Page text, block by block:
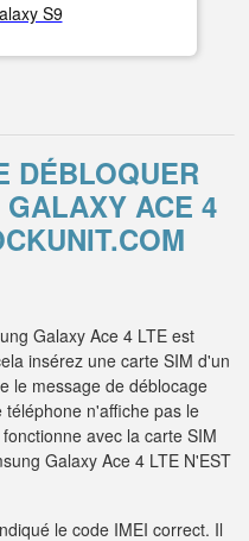
S9
DÉBLOQUER
ACE 4
Galaxy Ace 4 LTE est
insérez une carte SIM d'un
le message de déblocage
n'affiche pas le
avec la carte SIM
Galaxy Ace 4 LTE N'EST
le code IMEI correct. Il